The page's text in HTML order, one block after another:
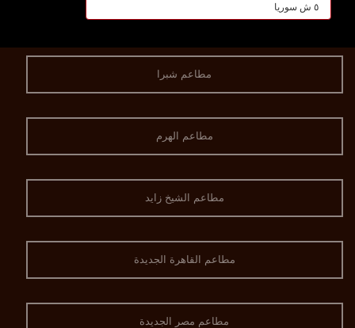
٥ ش سوريا
مطاعم شبرا
مطاعم الهرم
مطاعم الشيخ زايد
مطاعم القاهرة الجديدة
مطاعم مصر الجديدة